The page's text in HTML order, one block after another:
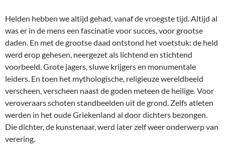
Helden hebben we altijd gehad, vanaf de vroegste tijd. Altijd al
was er in de mens een fascinatie voor succes, voor grootse
daden. En met de grootse daad ontstond het voetstuk: de held
werd erop gehesen, neergezet als lichtend en stichtend
voorbeeld. Grote jagers, sluwe krijgers en monumentale
leiders. En toen het mythologische, religieuze wereldbeeld
verscheen, verscheen naast de goden meteen de heilige. Voor
veroveraars schoten standbeelden uit de grond. Zelfs atleten
werden in het oude Griekenland al door dichters bezongen.
Die dichter, de kunstenaar, werd later zelf weer onderwerp van
verering.